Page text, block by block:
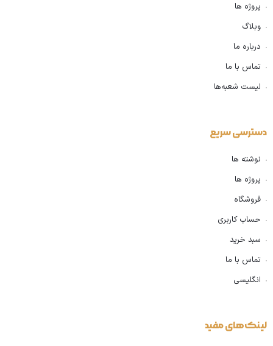
پروژه ها
وبلاگ
درباره ما
تماس با ما
لیست شعبه‌ها
دسترسی سریع
نوشته ها
پروژه ها
فروشگاه
حساب کاربری
سبد خرید
تماس با ما
انگلیسی
لینک‌های مفید